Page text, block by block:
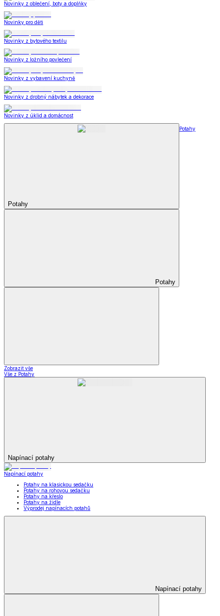
Novinky z oblečení, boty a doplňky
Novinky pro děti
Novinky z bytového textilu
Novinky z ložního povlečení
Novinky z vybavení kuchyně
Novinky z drobný nábytek a dekorace
Novinky z úklid a domácnost
Potahy
Potahy
Potahy
Zobrazit vše
Vše z Potahy
Napínací potahy
Napínací potahy
Potahy na klasickou sedačku
Potahy na rohovou sedačku
Potahy na křeslo
Potahy na židle
Výprodej napínacích potahů
Napínací potahy